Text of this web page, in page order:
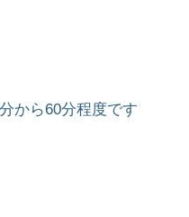
から60分程度です